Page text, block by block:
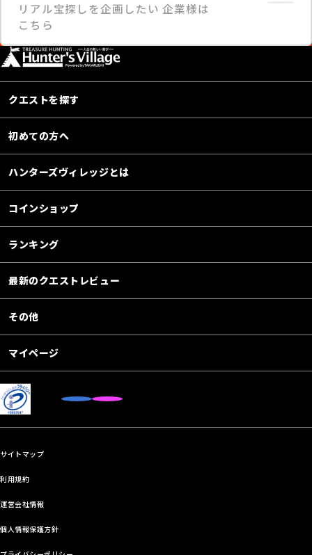
リアル宝探しを企画したい 企業様は
こちら
クエストを探す
初めての方へ
ハンターズヴィレッジとは
コインショップ
ランキング
最新のクエストレビュー
その他
マイページ
サイトマップ
利用規約
運営会社情報
個人情報保護方針